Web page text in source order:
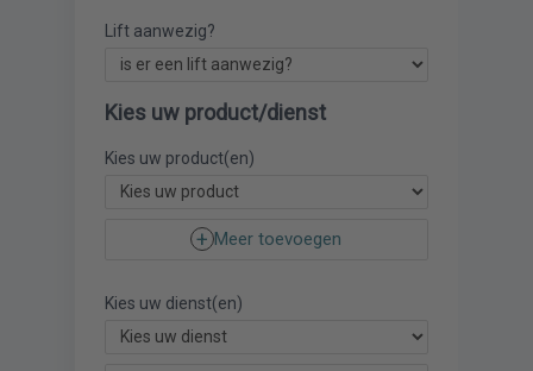
Lift aanwezig?
Kies uw product/dienst
Kies uw product(en)
Meer toevoegen
Kies uw dienst(en)